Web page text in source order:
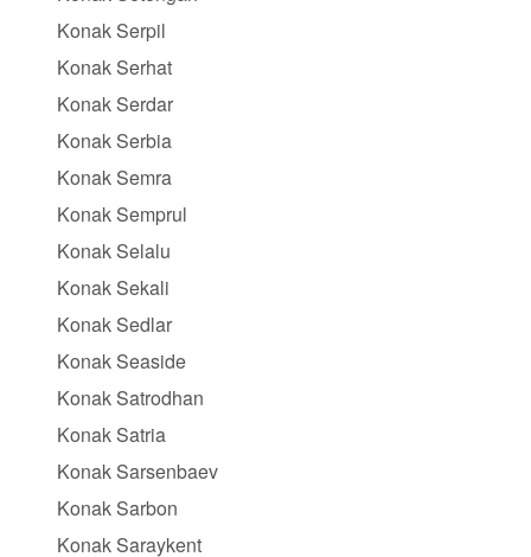
Konak Serpil
Konak Serhat
Konak Serdar
Konak Serbia
Konak Semra
Konak Semprul
Konak Selalu
Konak Sekali
Konak Sedlar
Konak Seaside
Konak Satrodhan
Konak Satria
Konak Sarsenbaev
Konak Sarbon
Konak Saraykent